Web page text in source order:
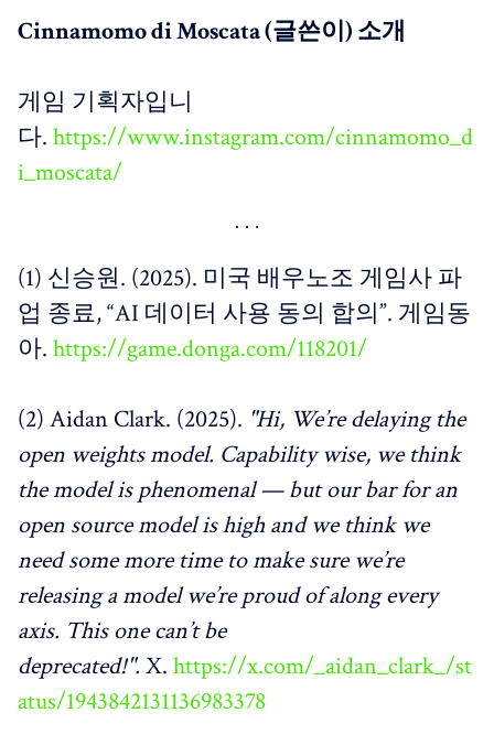
Cinnamomo di Moscata (글쓴이) 소개
게임 기획자입니
다. https://www.instagram.com/cinnamomo_d
i_moscata/
(1) 신승원. (2025). 미국 배우노조 게임사 파
업 종료, “AI 데이터 사용 동의 합의”. 게임동
아. https://game.donga.com/118201/
(2) Aidan Clark. (2025). "Hi, We’re delaying the
open weights model. Capability wise, we think
the model is phenomenal — but our bar for an
open source model is high and we think we
need some more time to make sure we’re
releasing a model we’re proud of along every
axis. This one can’t be
deprecated!". X. https://x.com/_aidan_clark_/st
atus/1943842131136983378